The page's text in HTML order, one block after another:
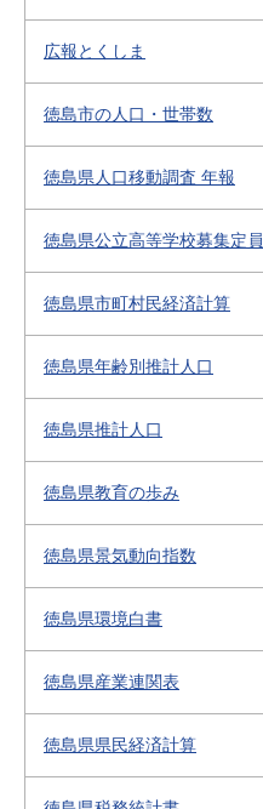
広報とくしま
徳島市の人口・世帯数
徳島県人口移動調査 年報
徳島県公立高等学校募集定員
徳島県市町村民経済計算
徳島県年齢別推計人口
徳島県推計人口
徳島県教育の歩み
徳島県景気動向指数
徳島県環境白書
徳島県産業連関表
徳島県県民経済計算